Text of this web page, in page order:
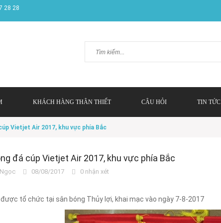
28 28
KHÁCH HÀNG THÂN THIẾT CÂU HỎI TIN TỨC
Vietjet Air 2017, khu vực phía Bắc
đá cúp Vietjet Air 2017, khu vực phía Bắc
08/08/2017 0 nhận xét
được tổ chức tại sân bóng Thủy lợi, khai mạc vào ngày 7-8-2017